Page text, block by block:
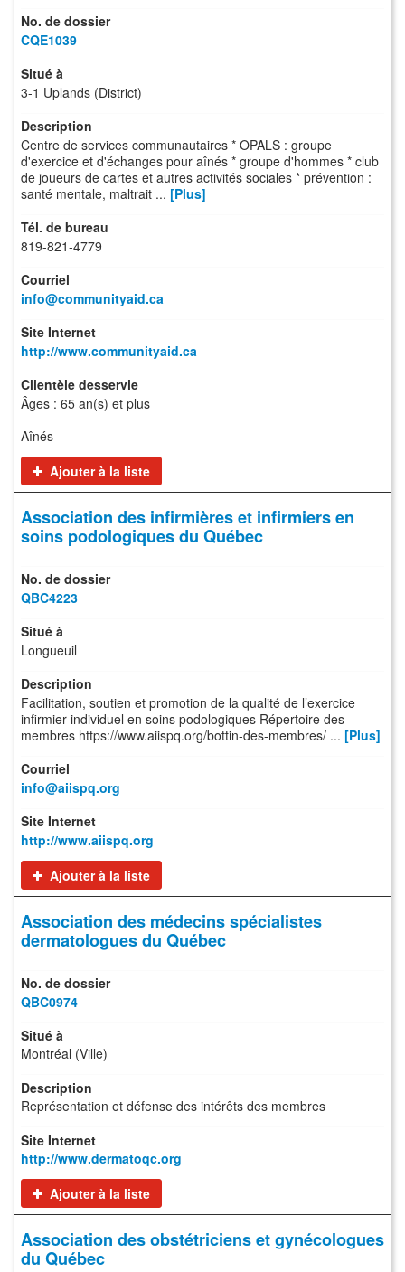
CQE1039
3-1 Uplands (District)
Centre de services communautaires * OPALS : groupe
d'exercice et d'échanges pour aînés * groupe d'hommes * club
de joueurs de cartes et autres activités sociales * prévention :
santé mentale, maltrait ... [Plus]
819-821-4779
info@communityaid.ca
http://www.communityaid.ca
Âges : 65 an(s) et plus
Aînés
Ajouter à la liste
Association des infirmières et infirmiers en
soins podologiques du Québec
QBC4223
Longueuil
Facilitation, soutien et promotion de la qualité de l’exercice
infirmier individuel en soins podologiques Répertoire des
membres https://www.aiispq.org/bottin-des-membres/ ... [Plus]
info@aiispq.org
http://www.aiispq.org
Ajouter à la liste
Association des médecins spécialistes
dermatologues du Québec
QBC0974
Montréal (Ville)
Représentation et défense des intérêts des membres
http://www.dermatoqc.org
Ajouter à la liste
Association des obstétriciens et gynécologues
du Québec